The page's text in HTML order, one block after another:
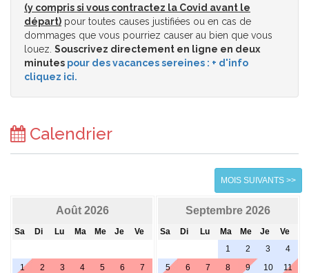
(y compris si vous contractez la Covid avant le
départ) pour toutes causes justifiées ou en cas de
dommages que vous pourriez causer au bien que vous
louez. Souscrivez directement en ligne en deux
minutes pour des vacances sereines : + d'info
cliquez ici.
Calendrier
MOIS SUIVANTS >>
Août 2026
Sa Di Lu Ma Me Je Ve
1 2 3 4 5 6
7
Septembre 2026
Sa Di Lu Ma Me Je
Ve
1
2 3
4
5
6 7 8 9 10
11